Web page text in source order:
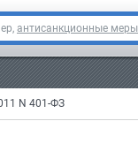
антисанкционные меры
N 401-ФЗ